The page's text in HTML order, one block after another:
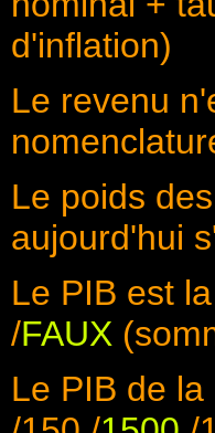
d'inflation)
Le revenu
Le poids
aujourd'hui
Le PIB est
/FAUX
Le PIB de